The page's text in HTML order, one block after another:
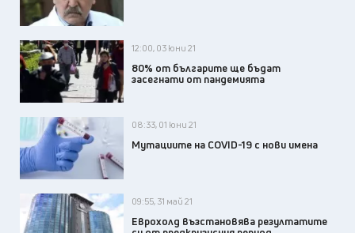
12:00, 03 юни 21
80% от българите ще бъдат
засегнати от пандемията
08:33, 01 юни 21
Мутациите на COVID-19 с нови имена
09:55, 31 май 21
Еврохолд възстановява резултатите